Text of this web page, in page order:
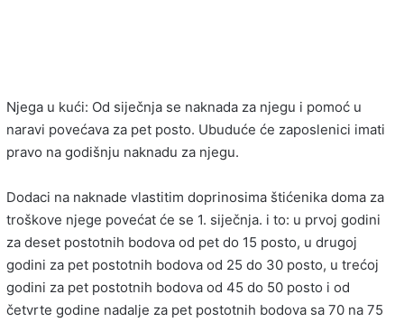
Njega u kući: Od siječnja se naknada za njegu i pomoć u
naravi povećava za pet posto. Ubuduće će zaposlenici imati
pravo na godišnju naknadu za njegu.
Dodaci na naknade vlastitim doprinosima štićenika doma za
troškove njege povećat će se 1. siječnja. i to: u prvoj godini
za deset postotnih bodova od pet do 15 posto, u drugoj
godini za pet postotnih bodova od 25 do 30 posto, u trećoj
godini za pet postotnih bodova od 45 do 50 posto i od
četvrte godine nadalje za pet postotnih bodova sa 70 na 75